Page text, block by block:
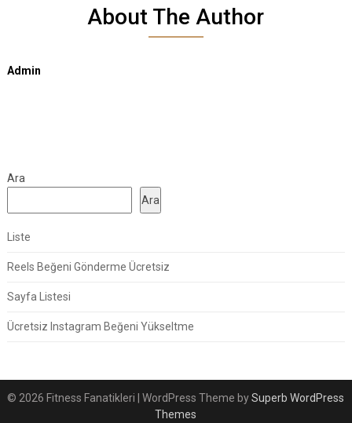
About The Author
Admin
Ara
Ara
Liste
Reels Beğeni Gönderme Ücretsiz
Sayfa Listesi
Ücretsiz Instagram Beğeni Yükseltme
© 2026 Fitness Fanatikleri | WordPress Theme bySuperb WordPress
Themes